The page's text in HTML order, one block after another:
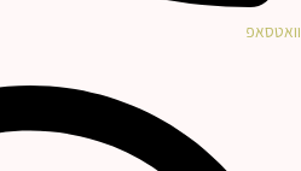
וואטסאפ